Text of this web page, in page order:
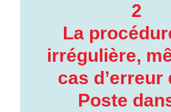
2
La
irrégulière,
cas d’erreur
Poste